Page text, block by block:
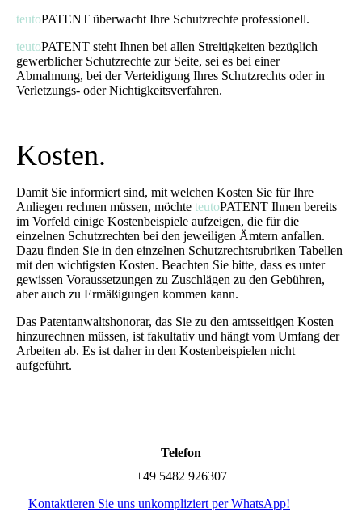
teutoPATENT überwacht Ihre Schutzrechte professionell.
teutoPATENT steht Ihnen bei allen Streitigkeiten bezüglich
gewerblicher Schutzrechte zur Seite, sei es bei einer
Abmahnung, bei der Verteidigung Ihres Schutzrechts oder in
Verletzungs- oder Nichtigkeitsverfahren.
Kosten.
Damit Sie informiert sind, mit welchen Kosten Sie für Ihre
Anliegen rechnen müssen, möchte teutoPATENT Ihnen bereits
im Vorfeld einige Kostenbeispiele aufzeigen, die für die
einzelnen Schutzrechten bei den jeweiligen Ämtern anfallen.
Dazu finden Sie in den einzelnen Schutzrechtsrubriken Tabellen
mit den wichtigsten Kosten. Beachten Sie bitte, dass es unter
gewissen Voraussetzungen zu Zuschlägen zu den Gebühren,
aber auch zu Ermäßigungen kommen kann.
Das Patentanwaltshonorar, das Sie zu den amtsseitigen Kosten
hinzurechnen müssen, ist fakultativ und hängt vom Umfang der
Arbeiten ab. Es ist daher in den Kostenbeispielen nicht
aufgeführt.
Telefon
+49 5482 926307
Kontaktieren Sie uns unkompliziert per WhatsApp!